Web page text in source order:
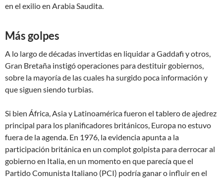
en el exilio en Arabia Saudita.
Más golpes
A lo largo de décadas invertidas en liquidar a Gaddafi y otros,
Gran Bretaña instigó operaciones para destituir gobiernos,
sobre la mayoría de las cuales ha surgido poca información y
que siguen siendo turbias.
Si bien África, Asia y Latinoamérica fueron el tablero de ajedrez
principal para los planificadores británicos, Europa no estuvo
fuera de la agenda. En 1976, la evidencia apunta a la
participación británica en un complot golpista para derrocar al
gobierno en Italia, en un momento en que parecía que el
Partido Comunista Italiano (PCI) podría ganar o influir en el